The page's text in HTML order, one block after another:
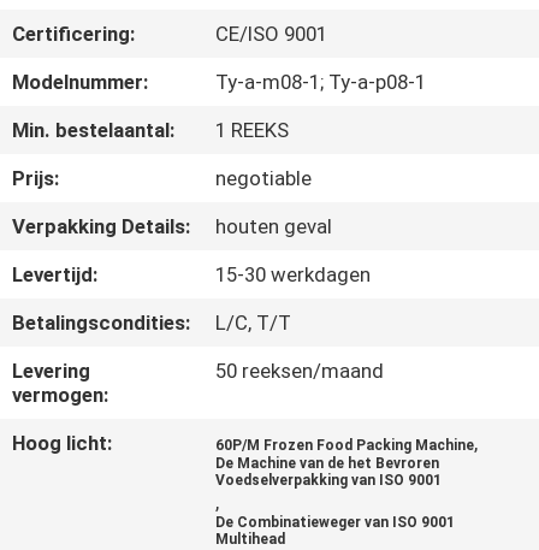
RONDLEIDING
DOOR
DE
KWALITEITSCONTROLE
NEEM
CONTACT
MET
ONS
Certificering:
CE/ISO 9001
Modelnummer:
Ty-a-m08-1; Ty-a-p08-1
Min. bestelaantal:
1 REEKS
Prijs:
negotiable
Verpakking Details:
houten geval
Levertijd:
15-30 werkdagen
Betalingscondities:
L/C, T/T
Levering
vermogen:
50 reeksen/maand
Hoog licht: 60P/M Frozen Food Packing Machine,
De Machine van de het Bevroren
Voedselverpakking van ISO 9001
,
De Combinatieweger van ISO 9001
Multihead